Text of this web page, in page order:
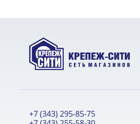
+7 (343) 295-85-75